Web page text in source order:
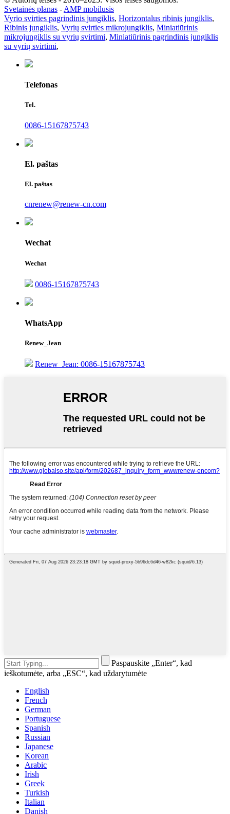
Svetainės planas - AMP mobilusis
Vyrio svirties pagrindinis jungiklis, Horizontalus ribinis jungiklis,
Ribinis jungiklis, Vyrių svirties mikrojungiklis, Miniatiūrinis
mikrojungiklis su vyrių svirtimi, Miniatiūrinis pagrindinis jungiklis
su vyrių svirtimi,
Telefonas
Tel.
0086-15167875743
El. paštas
El. paštas
cnrenew@renew-cn.com
Wechat
Wechat
0086-15167875743
WhatsApp
Renew_Jean
Renew_Jean: 0086-15167875743
Paspauskite „Enter“, kad
ieškotumėte, arba „ESC“, kad uždarytumėte
English
French
German
Portuguese
Spanish
Russian
Japanese
Korean
Arabic
Irish
Greek
Turkish
Italian
Danish